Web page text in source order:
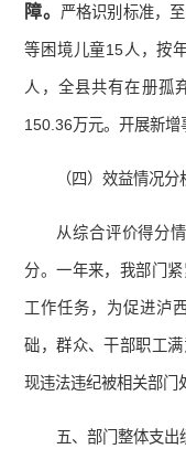
障。
严格识别标准，
等困境儿童15人，按
人，全县共有在册孤
150.36万元。开展新增
（四）效益情况分
从综合评价得分
分。一年来，我部门
工作任务，为促进泸
础，群众、干部职工
现违法违纪被相关部门
五、部门整体支出